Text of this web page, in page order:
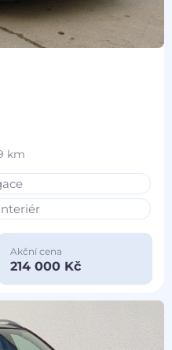
km
Akční cena
214 000 Kč